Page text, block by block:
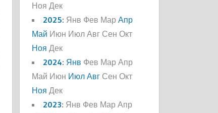
Ноя Дек
2025: Янв Фев Мар Апр
Май Июн Июл Авг Сен Окт
Ноя Дек
2024: Янв Фев Мар Апр
Май Июн Июл Авг Сен Окт
Ноя Дек
2023: Янв Фев Мар Апр